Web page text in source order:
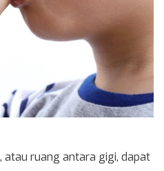
atau ruang antara gigi, dapat